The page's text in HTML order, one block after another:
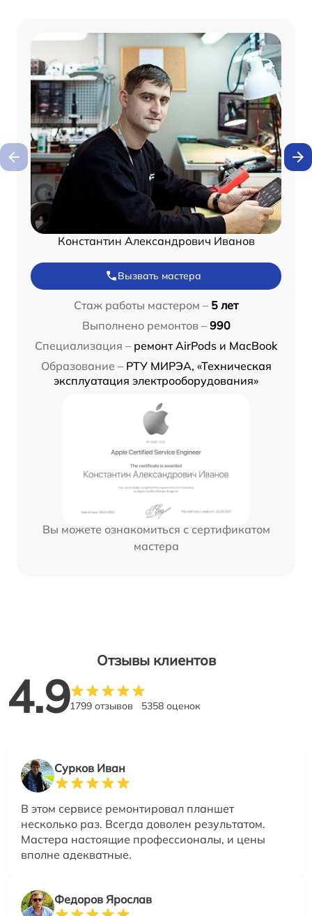
Константин Александрович Иванов
Вызвать мастера
Стаж работы мастером – 5 лет
Выполнено ремонтов – 990
Специализация – ремонт AirPods и MacBook
Образование – РТУ МИРЭА, «Техническая
эксплуатация электрооборудования»
Вы можете ознакомиться с сертификатом
мастера
Отзывы клиентов
4.91799 отзывов 5358 оценок
Сурков Иван
В этом сервисе ремонтировал планшет
несколько раз. Всегда доволен результатом.
Мастера настоящие профессионалы, и цены
вполне адекватные.
Федоров Ярослав